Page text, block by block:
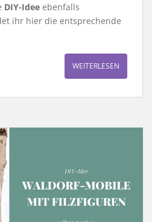
DIY-Idee ebenfalls
ihr hier die entsprechende
WEITERLESEN